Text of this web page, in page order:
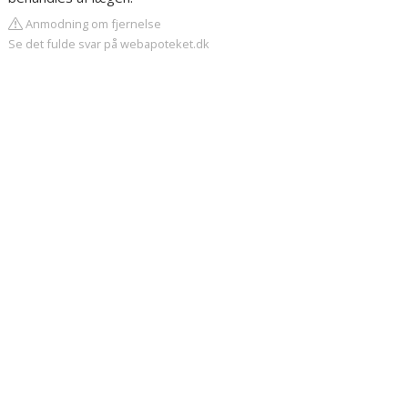
Anmodning om fjernelse
Se det fulde svar på webapoteket.dk